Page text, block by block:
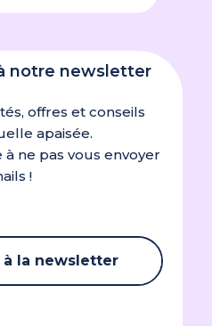
notre newsletter
offres et conseils
apaisée.
à ne pas vous envoyer
!
la newsletter